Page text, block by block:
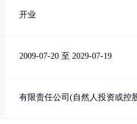
开业
2009-07-20 至 2029-07-19
有限责任公司(自然人投资或控